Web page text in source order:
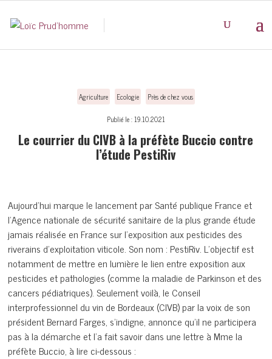
Agriculture Ecologie Près de chez vous
Publié le : 19.10.2021
Le courrier du CIVB à la préfète Buccio contre
l’étude PestiRiv
Aujourd’hui marque le lancement par Santé publique France et
l’Agence nationale de sécurité sanitaire de la plus grande étude
jamais réalisée en France sur l’exposition aux pesticides des
riverains d’exploitation viticole. Son nom : PestiRiv. L’objectif est
notamment de mettre en lumière le lien entre exposition aux
pesticides et pathologies (comme la maladie de Parkinson et des
cancers pédiatriques). Seulement voilà, le Conseil
interprofessionnel du vin de Bordeaux (CIVB) par la voix de son
président Bernard Farges, s’indigne, annonce qu’il ne participera
pas à la démarche et l’a fait savoir dans une lettre à Mme la
préfète Buccio, à lire ci-dessous :